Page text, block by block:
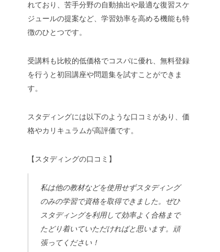
れており、苦手分野の自動抽出や最適な復習スケ
ジュールの提案など、学習効率を高める機能も特
徴のひとつです。
受講料も比較的低価格でコスパに優れ、無料登録
を行うと初回講座や問題集を試すことができま
す。
スタディングには以下のような口コミがあり、価
格やカリキュラムが高評価です。
【スタディングの口コミ】
私は他の教材などを使用せずスタディング
のみの学習で資格を取得できました。ぜひ
スタディングを利用して効率よく合格まで
たどり着いていただければと思います。頑
張ってください！